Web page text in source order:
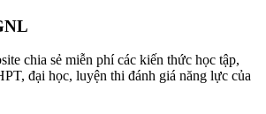
chia sẻ miễn phí các kiến thức học tập,
đại học, luyện thi đánh giá năng lực của